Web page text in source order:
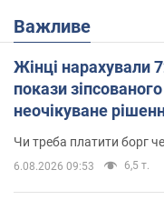
Важливе
Жінці нарахували
покази
неочікуване
Чи треба платити борг
6.08.2026 09:53 6,5 т.